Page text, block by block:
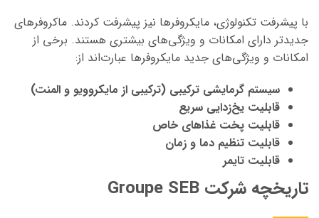
با پیشرفت تکنولوژی، مایکروفرها نیز پیشرفت کردند. ماکروفرهای
جدیدتر دارای امکانات و ویژگی‌های بیشتری هستند. برخی از
امکانات و ویژگی‌های جدید مایکروفرها عبارت‌اند از:
سیستم گرمایشی ترکیبی (ترکیبی از مایکروویو و المنت)
قابلیت یخ‌زدایی سریع
قابلیت پخت غذاهای خاص
قابلیت تنظیم دما و زمان
قابلیت تایمر
تاریخچه شرکت Groupe SEB